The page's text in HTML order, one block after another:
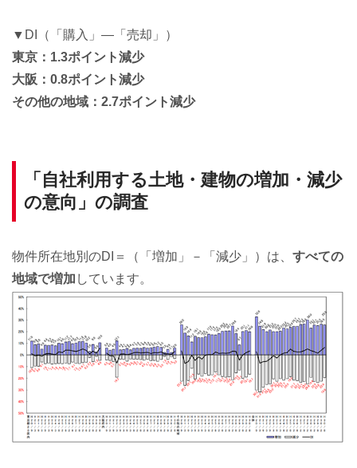
▼DI（「購入」―「売却」）
東京：1.3ポイント減少
大阪：0.8ポイント減少
その他の地域：2.7ポイント減少
「自社利用する土地・建物の増加・減少
の意向」の調査
物件所在地別のDI＝（「増加」－「減少」）は、 すべての
地域で増加 しています。